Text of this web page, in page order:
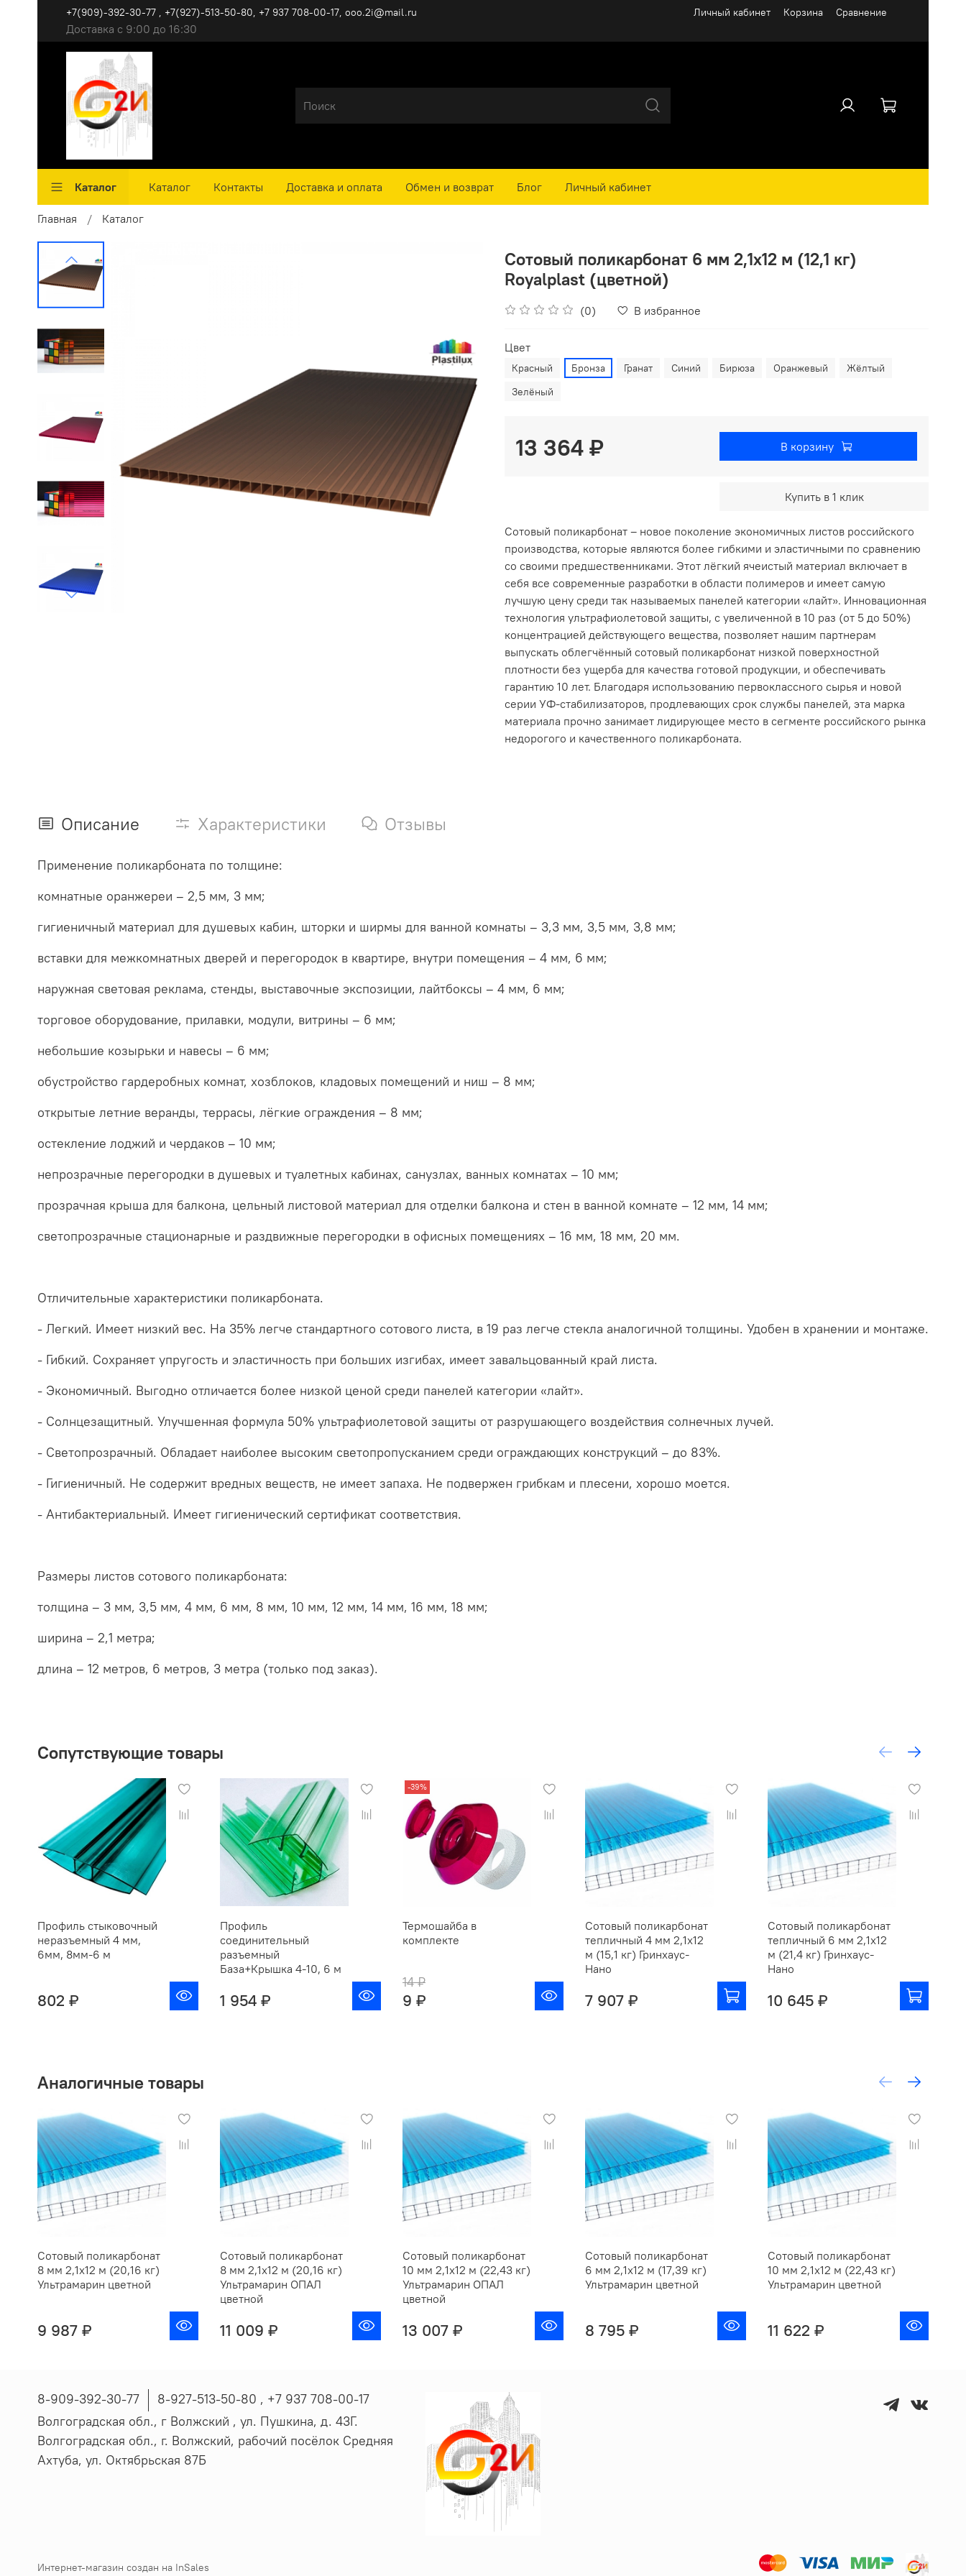
Личный кабинет Корзина Сравнение
Доставка с 9:00 до 16:30
+7(909)-392-30-77 , +7(927)-513-50-80, ‪+7 937 708-00-17, ooo.2i@mail.ru
Каталог Каталог Контакты Доставка и оплата Обмен и возврат Блог Личный кабинет
Главная Каталог
Сотовый поликарбонат 6 мм 2,1х12 м (12,1 кг)
Royalplast (цветной)
(0) В избранное
Цвет
Красный Бронза Гранат Синий Бирюза Оранжевый
Жёлтый
Зелёный
13 364 ₽ В корзину
Купить в 1 клик
Сотовый поликарбонат – новое поколение экономичных листов российского
производства, которые являются более гибкими и эластичными по сравнению
со своими предшественниками. Этот лёгкий ячеистый материал включает в
себя все современные разработки в области полимеров и имеет самую
лучшую цену среди так называемых панелей категории «лайт». Инновационная
технология ультрафиолетовой защиты, с увеличенной в 10 раз (от 5 до 50%)
концентрацией действующего вещества, позволяет нашим партнерам
выпускать облегчённый сотовый поликарбонат низкой поверхностной
плотности без ущерба для качества готовой продукции, и обеспечивать
гарантию 10 лет. Благодаря использованию первоклассного сырья и новой
серии УФ-стабилизаторов, продлевающих срок службы панелей, эта марка
материала прочно занимает лидирующее место в сегменте российского рынка
недорогого и качественного поликарбоната.
Описание Характеристики Отзывы
Применение поликарбоната по толщине:
комнатные оранжереи – 2,5 мм, 3 мм;
гигиеничный материал для душевых кабин, шторки и ширмы для ванной комнаты – 3,3 мм, 3,5 мм, 3,8 мм;
вставки для межкомнатных дверей и перегородок в квартире, внутри помещения – 4 мм, 6 мм;
наружная световая реклама, стенды, выставочные экспозиции, лайтбоксы – 4 мм, 6 мм;
торговое оборудование, прилавки, модули, витрины – 6 мм;
небольшие козырьки и навесы – 6 мм;
обустройство гардеробных комнат, хозблоков, кладовых помещений и ниш – 8 мм;
открытые летние веранды, террасы, лёгкие ограждения – 8 мм;
остекление лоджий и чердаков – 10 мм;
непрозрачные перегородки в душевых и туалетных кабинах, санузлах, ванных комнатах – 10 мм;
прозрачная крыша для балкона, цельный листовой материал для отделки балкона и стен в ванной комнате – 12 мм, 14 мм;
светопрозрачные стационарные и раздвижные перегородки в офисных помещениях – 16 мм, 18 мм, 20 мм.
Отличительные характеристики поликарбоната.
- Легкий. Имеет низкий вес. На 35% легче стандартного сотового листа, в 19 раз легче стекла аналогичной толщины. Удобен в хранении и монтаже.
- Гибкий. Сохраняет упругость и эластичность при больших изгибах, имеет завальцованный край листа.
- Экономичный. Выгодно отличается более низкой ценой среди панелей категории «лайт».
- Солнцезащитный. Улучшенная формула 50% ультрафиолетовой защиты от разрушающего воздействия солнечных лучей.
- Светопрозрачный. Обладает наиболее высоким светопропусканием среди ограждающих конструкций – до 83%.
- Гигиеничный. Не содержит вредных веществ, не имеет запаха. Не подвержен грибкам и плесени, хорошо моется.
- Антибактериальный. Имеет гигиенический сертификат соответствия.
Размеры листов сотового поликарбоната:
толщина – 3 мм, 3,5 мм, 4 мм, 6 мм, 8 мм, 10 мм, 12 мм, 14 мм, 16 мм, 18 мм;
ширина – 2,1 метра;
длина – 12 метров, 6 метров, 3 метра (только под заказ).
Сопутствующие товары
Профиль стыковочный
неразъемный 4 мм,
6мм, 8мм-6 м
802 ₽
Профиль
соединительный
разъемный
База+Крышка 4-10, 6 м
1 954 ₽
-39%
Термошайба в
комплекте
14 ₽
9 ₽
Сотовый поликарбонат
тепличный 4 мм 2,1х12
м (15,1 кг) Гринхаус-
Нано
7 907 ₽
Сотовый поликарбонат
тепличный 6 мм 2,1х12
м (21,4 кг) Гринхаус-
Нано
10 645 ₽
Аналогичные товары
Сотовый поликарбонат
8 мм 2,1х12 м (20,16 кг)
Ультрамарин цветной
9 987 ₽
Сотовый поликарбонат
8 мм 2,1х12 м (20,16 кг)
Ультрамарин ОПАЛ
цветной
11 009 ₽
Сотовый поликарбонат
10 мм 2,1х12 м (22,43 кг)
Ультрамарин ОПАЛ
цветной
13 007 ₽
Сотовый поликарбонат
6 мм 2,1х12 м (17,39 кг)
Ультрамарин цветной
8 795 ₽
Сотовый поликарбонат
10 мм 2,1х12 м (22,43 кг)
Ультрамарин цветной
11 622 ₽
8-909-392-30-77
8-927-513-50-80 , ‪+7 937 708-00-17
Волгоградская обл., г Волжский , ул. Пушкина, д. 43Г.
Волгоградская обл., г. Волжский, рабочий посёлок Средняя
Ахтуба, ул. Октябрьская 87Б
Интернет-магазин создан на InSales